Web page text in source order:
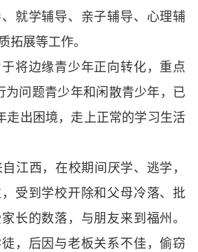
就学辅导、亲子辅导、心理辅
拓展等工作。
边缘青少年正向转化，重点
为问题青少年和闲散青少年，已
走出困境，走上正常的学习生活
西，在校期间厌学、逃学，
受到学校开除和父母冷落、批
长的数落，与朋友来到福州。
，后因与老板关系不佳，偷窃